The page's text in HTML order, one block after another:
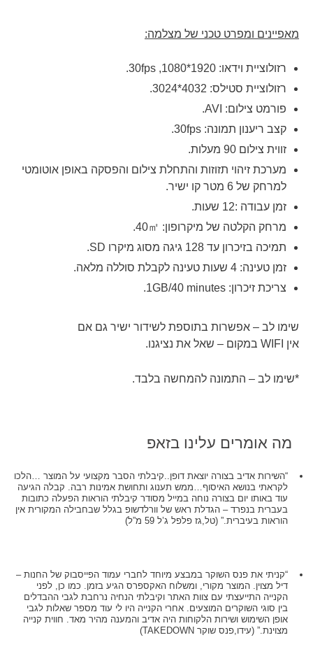
מאפיינים ומפרט טכני של מצלמה:
רזולוציית וידאו: 1920*1080, 30fps.
רזולוציית סטילס: 4032*3024.
פורמט צילום: AVI
.
קצב ריענון תמונה: 30fps.
זווית צילום 90 מעלות.
מערכת זיהוי תזוזות והתחלת צילום והפסקה באופן אוטומטי
למרחק של 6 מטר קו ישיר.
זמן עבודה :12 שעות.
מרחק הקלטה של מיקרופון: 40㎡.
תמיכה בזיכרון עד 128 גיגה מסוג מיקרו SD.
זמן טעינה: 4 שעות טעינה לקבלת סוללה מלאה.
צריכת זיכרון: 1GB/40 minutes.
שימו לב – אפשרות בתוספת לשידור ישיר גם אם
אין WIFI במקום – שאל את נציגנו.
*שימו לב – התמונה להמחשה בלבד.
מה אומרים עלינו בזאפ
“השירות אדיב בצורה יוצאת דופן..קיבלתי הסבר מקצועי על המוצר …הלכו
לקראתי בנושא האיסוף…ממש תענוג ותחושת אמינות רבה. קבלה הגיעה
עוד באותו יום בצורה נוחה במייל מסודר קיבלתי הוראות הפעלה כתובות
בעברית בנפרד – הגדלת ראש של וורלדשופ בגלל שבחבילה המקורית אין
הוראות בעיברית.” (טל,גז פלפל ג’ל 59 מ”ל)
“קניתי את פנס השוקר במבצע מיוחד לחברי עמוד הפייסבוק של החנות –
דיל מצוין. המוצר מקורי, ומשלוח האקספרס הגיע בזמן. כמו כן, לפני
הקנייה התייעצתי עם צוות האתר וקיבלתי הנחיה נרחבת לגבי ההבדלים
בין סוגי השוקרים המוצעים. אחרי הקנייה היו לי עוד מספר שאלות לגבי
אופן השימוש ושירות הלקוחות היה אדיב והמענה מהיר מאד. חווית קנייה
מצוינת.” (עידו,פנס שוקר TAKEDOWN)